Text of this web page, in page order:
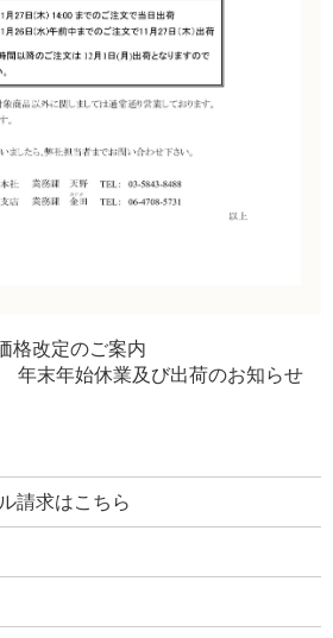
格改定のご案内
年末年始休業及び出荷のお知らせ
請求はこちら